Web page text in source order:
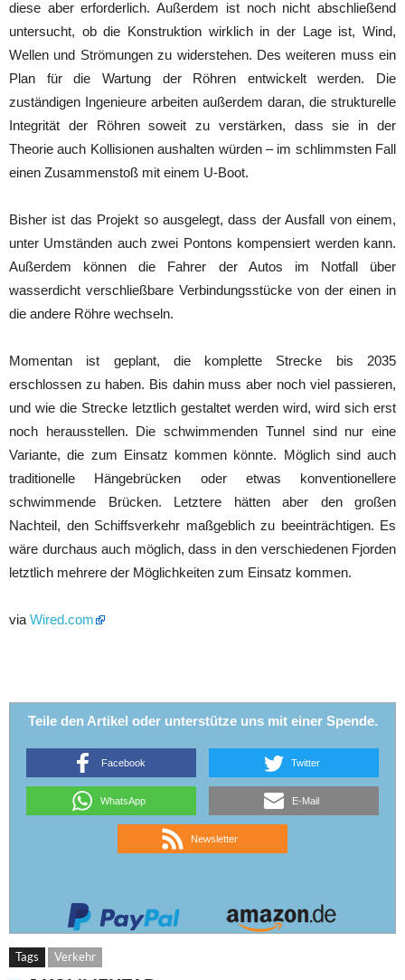
diese aber erforderlich. Außerdem ist noch nicht abschließend
untersucht, ob die Konstruktion wirklich in der Lage ist, Wind,
Wellen und Strömungen zu widerstehen. Des weiteren muss ein
Plan für die Wartung der Röhren entwickelt werden. Die
zuständigen Ingenieure arbeiten außerdem daran, die strukturelle
Integrität der Röhren soweit zu verstärken, dass sie in der
Theorie auch Kollisionen aushalten würden – im schlimmsten Fall
einen Zusammenstoß mit einem U-Boot.
Bisher ist das Projekt so ausgelegt, dass der Ausfall von einem,
unter Umständen auch zwei Pontons kompensiert werden kann.
Außerdem können die Fahrer der Autos im Notfall über
wasserdicht verschließbare Verbindungsstücke von der einen in
die andere Röhre wechseln.
Momentan ist geplant, die komplette Strecke bis 2035
erschlossen zu haben. Bis dahin muss aber noch viel passieren,
und wie die Strecke letztlich gestaltet werden wird, wird sich erst
noch herausstellen. Die schwimmenden Tunnel sind nur eine
Variante, die zum Einsatz kommen könnte. Möglich sind auch
traditionelle Hängebrücken oder etwas konventionellere
schwimmende Brücken. Letztere hätten aber den großen
Nachteil, den Schiffsverkehr maßgeblich zu beeinträchtigen. Es
wäre durchaus auch möglich, dass in den verschiedenen Fjorden
letztlich mehrere der Möglichkeiten zum Einsatz kommen.
via Wired.com
Teile den Artikel oder unterstütze uns mit einer Spende.
Facebook Twitter
WhatsApp E-Mail
Newsletter
Tags Verkehr